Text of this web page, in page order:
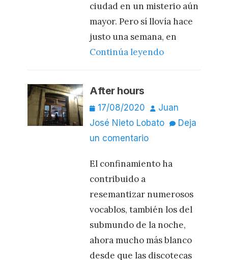
ciudad en un misterio aún
mayor. Pero sí llovía hace
justo una semana, en
Continúa leyendo
After hours
Publicado
el
17/08/2020 Autor
Juan
José Nieto Lobato
Deja
un comentario
El confinamiento ha
contribuido a
resemantizar numerosos
vocablos, también los del
submundo de la noche,
ahora mucho más blanco
desde que las discotecas